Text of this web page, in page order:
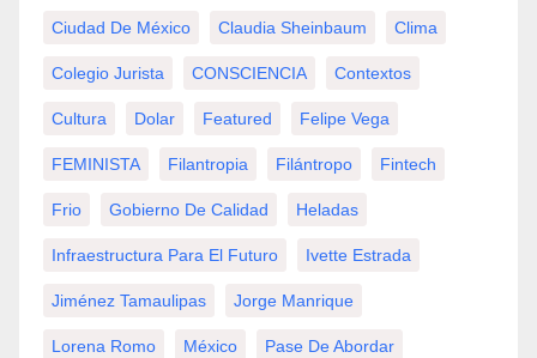
Ciudad De México Claudia Sheinbaum Clima
Colegio Jurista CONSCIENCIA Contextos
Cultura Dolar Featured Felipe Vega
FEMINISTA Filantropia Filántropo Fintech
Frio Gobierno De Calidad Heladas
Infraestructura Para El Futuro Ivette Estrada
Jiménez Tamaulipas Jorge Manrique
Lorena Romo México Pase De Abordar